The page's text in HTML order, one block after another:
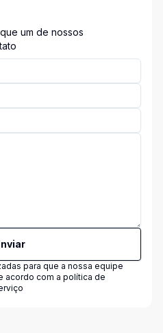
um de nossos
para que a nossa equipe
acordo com a política de